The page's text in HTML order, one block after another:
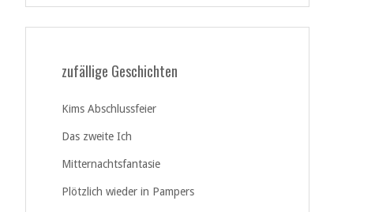
zufällige Geschichten
Kims Abschlussfeier
Das zweite Ich
Mitternachtsfantasie
Plötzlich wieder in Pampers